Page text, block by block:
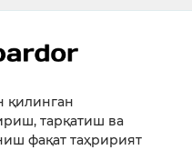
қилинган
тарқатиш ва
фақат таҳририят